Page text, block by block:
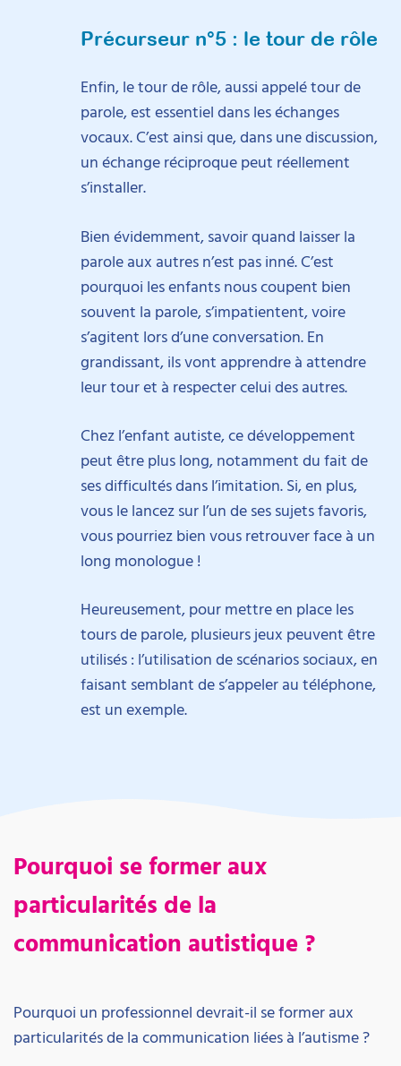
Précurseur n°5 : le tour de rôle
Enfin, le tour de rôle, aussi appelé tour de
parole, est essentiel dans les échanges
vocaux. C’est ainsi que, dans une discussion,
un échange réciproque peut réellement
s’installer.
Bien évidemment, savoir quand laisser la
parole aux autres n’est pas inné. C’est
pourquoi les enfants nous coupent bien
souvent la parole, s’impatientent, voire
s’agitent lors d’une conversation. En
grandissant, ils vont apprendre à attendre
leur tour et à respecter celui des autres.
Chez l’enfant autiste, ce développement
peut être plus long, notamment du fait de
ses difficultés dans l’imitation. Si, en plus,
vous le lancez sur l’un de ses sujets favoris,
vous pourriez bien vous retrouver face à un
long monologue !
Heureusement, pour mettre en place les
tours de parole, plusieurs jeux peuvent être
utilisés : l’utilisation de scénarios sociaux, en
faisant semblant de s’appeler au téléphone,
est un exemple.
Pourquoi se former aux
particularités de la
communication autistique ?
Pourquoi un professionnel devrait-il se former aux
particularités de la communication liées à l’autisme ?